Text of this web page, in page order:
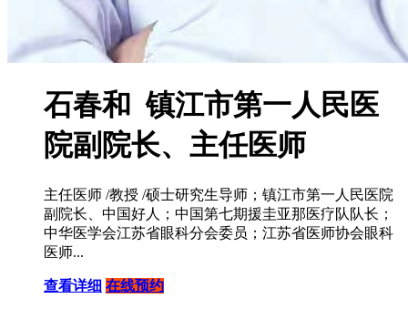
石春和 镇江市第一人民医
院副院长、主任医师
主任医师 /教授 /硕士研究生导师；镇江市第一人民医院
副院长、中国好人；中国第七期援圭亚那医疗队队长；
中华医学会江苏省眼科分会委员；江苏省医师协会眼科
医师...
查看详细 在线预约